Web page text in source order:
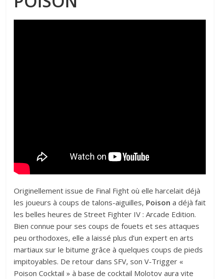
Originellement issue de Final Fight où elle harcelait déjà
les joueurs à coups de talons-aiguilles, Poison a déjà fait
les belles heures de Street Fighter IV : Arcade Edition.
Bien connue pour ses coups de fouets et ses attaques
peu orthodoxes, elle a laissé plus d’un expert en arts
martiaux sur le bitume grâce à quelques coups de pieds
impitoyables. De retour dans SFV, son V-Trigger «
Poison Cocktail » à base de cocktail Molotov aura vite